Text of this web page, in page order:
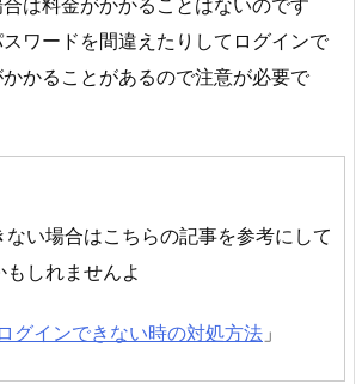
は料金がかかることはないのです
ワードを間違えたりしてログインで
かることがあるので注意が必要で
ない場合はこちらの記事を参考にして
しれませんよ
グインできない時の対処方法 」